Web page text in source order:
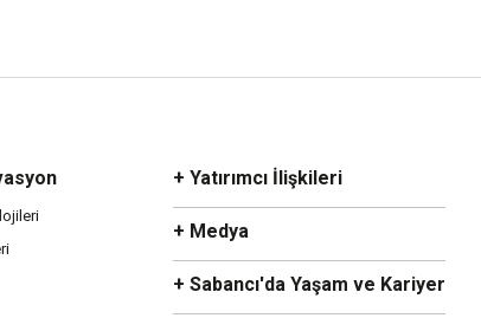
+ Yatırımcı İlişkileri
+ Medya
+ Sabancı'da Yaşam ve Kariyer